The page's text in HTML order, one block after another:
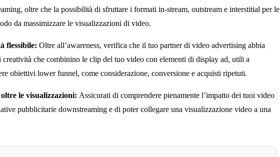
oltre che la possibilità di sfruttare i formati in-stream, outstream e interstitial per le
da massimizzare le visualizzazioni di video.
flessibile:Oltre all’awareness, verifica che il tuo partner di video advertising abbia
creatività che combinino le clip del tuo video con elementi di display ad, utili a
obiettivi lower funnel, come considerazione, conversione e acquisti ripetuti.
le visualizzazioni: Assicurati di comprendere pienamente l’impatto dei tuoi video
pubblicitarie downstreaming e di poter collegare una visualizzazione video a una